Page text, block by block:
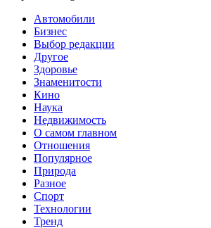
Автомобили
Бизнес
Выбор редакции
Другое
Здоровье
Знаменитости
Кино
Наука
Недвижимость
О самом главном
Отношения
Популярное
Природа
Разное
Спорт
Технологии
Тренд